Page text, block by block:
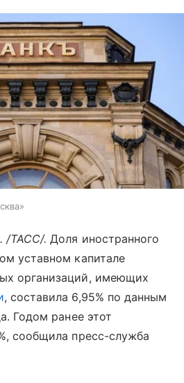
/ТАСС/. Доля иностранного
уставном капитале
организаций, имеющих
, составила 6,95% по данным
Годом ранее этот
сообщила пресс-служба